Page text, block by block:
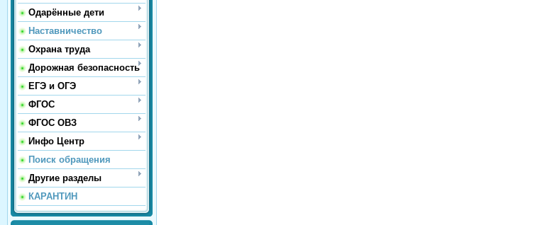
Одарённые дети
Наставничество
Охрана труда
Дорожная безопасность
ЕГЭ и ОГЭ
ФГОС
ФГОС ОВЗ
Инфо Центр
Поиск обращения
Другие разделы
КАРАНТИН